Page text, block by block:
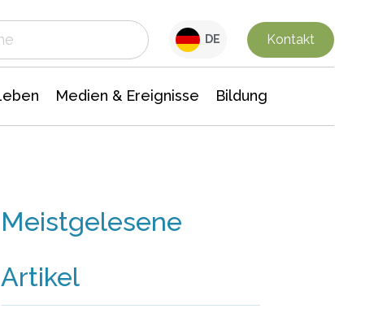
DE Kontakt
Medien & Ereignisse Bildung
Meistgelesene
Artikel